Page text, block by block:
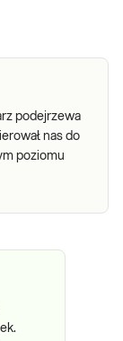
podejrzewa
nas do
poziomu